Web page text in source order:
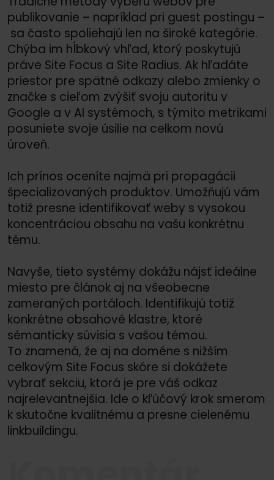
publikovanie – napríklad pri guest postingu –
sa často spoliehajú len na široké kategórie.
Chýba im hĺbkový vhľad, ktorý poskytujú
práve Site Focus a Site Radius. Ak hľadáte
priestor pre spätné odkazy alebo zmienky o
značke s cieľom zvýšiť svoju autoritu v
Google a v AI systémoch, s týmito metrikami
posuniete svoje úsilie na celkom novú
úroveň.
Ich prínos oceníte najmä pri propagácii
špecializovaných produktov. Umožňujú vám
totiž presne identifikovať weby s vysokou
koncentráciou obsahu na vašu konkrétnu
tému.
Navyše, tieto systémy dokážu nájsť ideálne
miesto pre článok aj na všeobecne
zameraných portáloch. Identifikujú totiž
konkrétne obsahové klastre, ktoré
sémanticky súvisia s vašou témou.
To znamená, že aj na doméne s nižším
celkovým Site Focus skóre si dokážete
vybrať sekciu, ktorá je pre váš odkaz
najrelevantnejšia. Ide o kľúčový krok smerom
k skutočne kvalitnému a presne cielenému
linkbuildingu.